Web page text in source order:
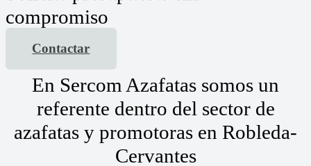
compromiso
Contactar
En Sercom Azafatas somos un
referente dentro del sector de
azafatas y promotoras en Robleda-
Cervantes